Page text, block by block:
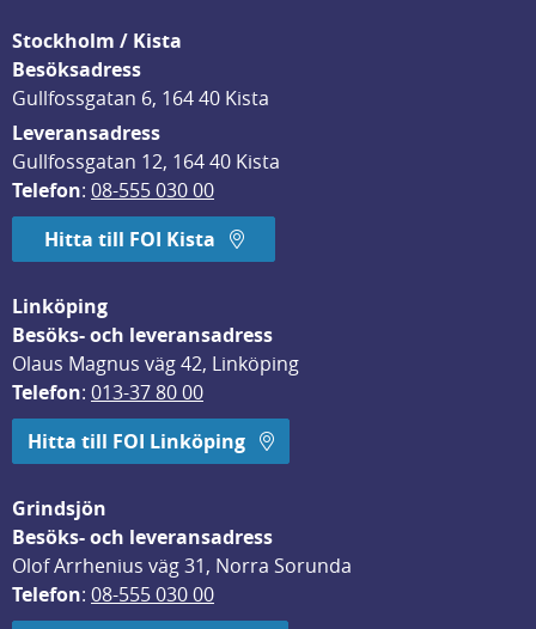
Stockholm / Kista
Besöksadress
Gullfossgatan 6, 164 40 Kista
Leveransadress
Gullfossgatan 12, 164 40 Kista
Telefon: 08-555 030 00
Hitta till FOI Kista
Linköping
Besöks- och leveransadress
Olaus Magnus väg 42, Linköping
Telefon: 013-37 80 00
Hitta till FOI Linköping
Grindsjön
Besöks- och leveransadress
Olof Arrhenius väg 31, Norra Sorunda
Telefon: 08-555 030 00